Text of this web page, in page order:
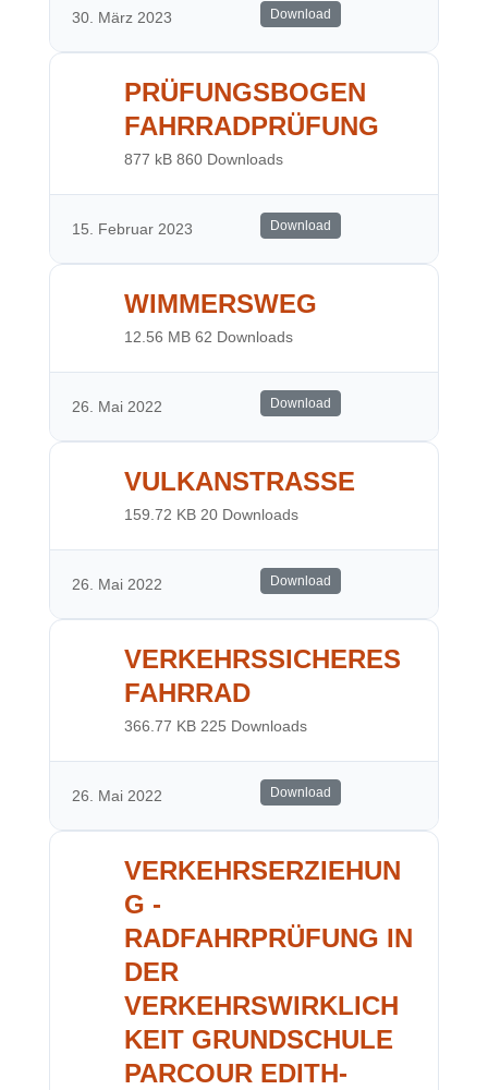
30. März 2023 Download
PRÜFUNGSBOGEN
FAHRRADPRÜFUNG
877 kB 860 Downloads
15. Februar 2023 Download
WIMMERSWEG
12.56 MB 62 Downloads
26. Mai 2022 Download
VULKANSTRASSE
159.72 KB 20 Downloads
26. Mai 2022 Download
VERKEHRSSICHERES
FAHRRAD
366.77 KB 225 Downloads
26. Mai 2022 Download
VERKEHRSERZIEHUN
G -
RADFAHRPRÜFUNG IN
DER
VERKEHRSWIRKLICH
KEIT GRUNDSCHULE
PARCOUR EDITH-